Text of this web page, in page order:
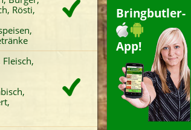
Bringbutler-
App!
Mittagsangebot
Tagesangebote
: Uhr bestellen
Rösti,
Fleisch,